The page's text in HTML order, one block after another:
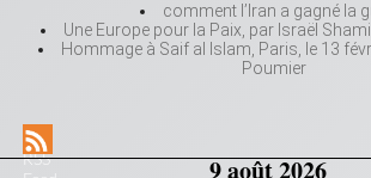
comment l’Iran a gagné la
Une Europe pour la Paix, par Israël
Hommage à Saif al Islam, Paris, le 13
Poumier
RSS
9 août 2026